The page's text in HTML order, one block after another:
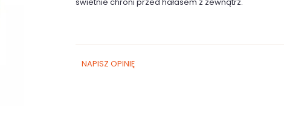
NAPISZ OPINIĘ